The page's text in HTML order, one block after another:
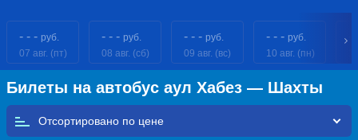
- - - руб.
07 авг. (пт)
- - - руб.
08 авг. (сб)
- - - руб.
09 авг. (вс)
- - - руб.
10 авг. (пн)
Билеты на автобус аул Хабез — Шахты
Отсортировано по